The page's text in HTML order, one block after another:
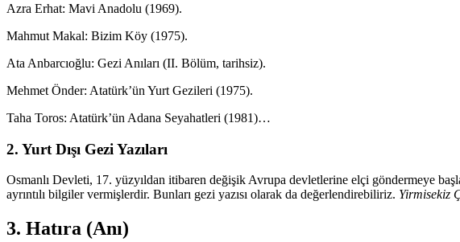
Azra Erhat: Mavi Anadolu (1969).
Mahmut Makal: Bizim Köy (1975).
Ata Anbarcıoğlu: Gezi Anıları (II. Bölüm, tarihsiz).
Mehmet Önder: Atatürk’ün Yurt Gezileri (1975).
Taha Toros: Atatürk’ün Adana Seyahatleri (1981)…
2. Yurt Dışı Gezi Yazıları
Osmanlı Devleti, 17. yüzyıldan itibaren değişik Avrupa devletlerine elçi göndermeye
ayrıntılı bilgiler vermişlerdir. Bunları gezi yazısı olarak da değerlendirebiliriz. Yirmisekiz
3. Hatıra (Anı)